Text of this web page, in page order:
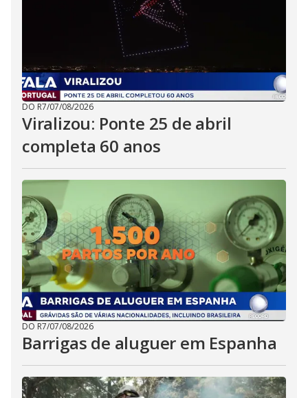
DO R7/07/08/2026
Viralizou: Ponte 25 de abril
completa 60 anos
DO R7/07/08/2026
Barrigas de aluguer em Espanha